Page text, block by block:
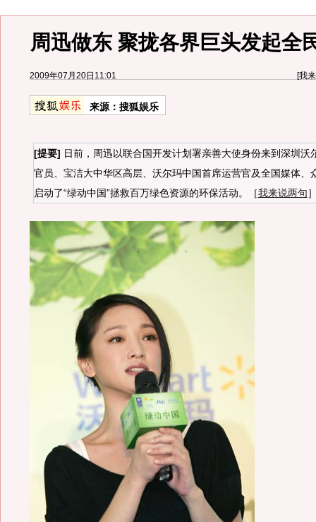
周迅做东 聚拢各界巨头发起全
2009年07月20日11:01 [我
来源： 搜狐娱乐
[提要] 日前，周迅以联合国开发计划署亲善大使身份来到深圳沃
官员、宝洁大中华区高层、沃尔玛中国首席运营官及全国媒体、
启动了“绿动中国”拯救百万绿色资源的环保活动。［我来说两句